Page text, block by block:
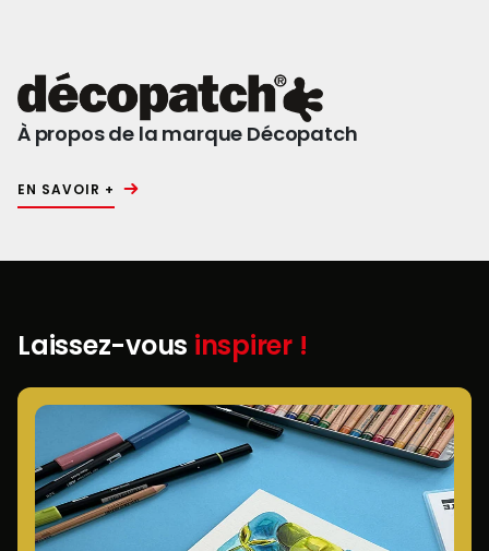
À propos de la marque Décopatch
EN SAVOIR +
Laissez-vous inspirer !